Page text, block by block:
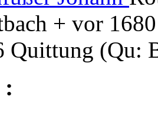
+ vor
Quittung (Qu: